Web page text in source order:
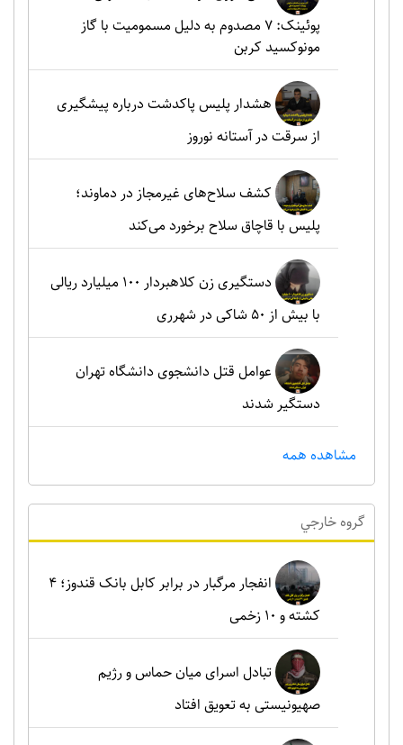
پوئینک: 7 مصدوم به دلیل مسمومیت با گاز
مونوکسید کربن
هشدار پلیس پاکدشت درباره پیشگیری
از سرقت در آستانه نوروز
کشف سلاح‌های غیرمجاز در دماوند؛
پلیس با قاچاق سلاح برخورد می‌کند
دستگیری زن کلاهبردار ۱۰۰ میلیارد ریالی
با بیش از ۵۰ شاکی در شهرری
عوامل قتل دانشجوی دانشگاه تهران
دستگیر شدند
مشاهده همه
گروه خارجي
انفجار مرگبار در برابر کابل بانک قندوز؛ ۴
کشته و ۱۰ زخمی
تبادل اسرای میان حماس و رژیم
صهیونیستی به تعویق افتاد